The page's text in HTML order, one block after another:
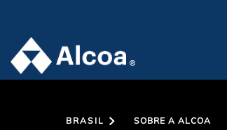
BRASIL SOBRE A ALCOA